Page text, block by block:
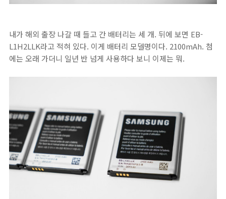
내가 해외 출장 나갈 때 들고 간 배터리는 세 개. 뒤에 보면 EB-
L1H2LLK라고 적혀 있다. 이게 배터리 모델명이다. 2100mAh. 첨
에는 오래 가더니 일년 반 넘게 사용하다 보니 이제는 뭐.